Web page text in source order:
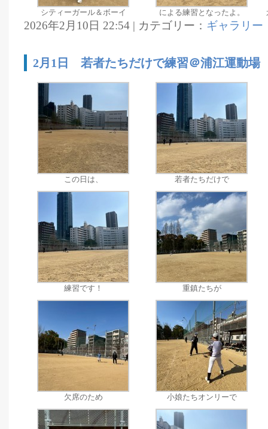
シティーガール＆ボーイ による練習となったよ。
2026年2月10日 22:54 | カテゴリー： ギャラリー
2月1日 若者たちだけで練習＠浦江運動場
この日は、 若者たちだけで
練習です！ 重鎮たちが
欠席のため 小娘たちオンリーで